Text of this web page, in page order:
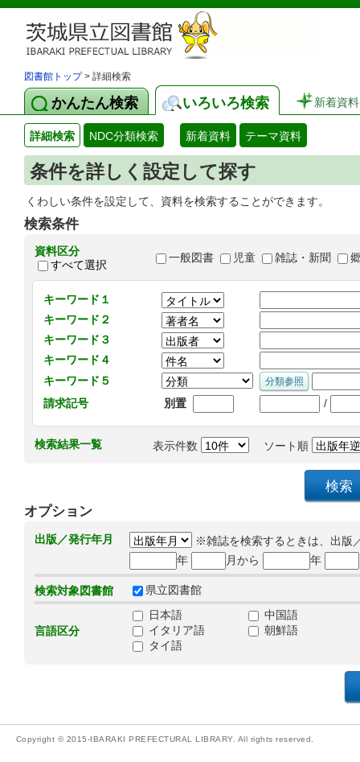
図書館トップ> 詳細検索
かんたん検索 いろいろ検索 新着資料
詳細検索 NDC分類検索 新着資料 テーマ資料
条件を詳しく設定して探す
くわしい条件を設定して、資料を検索することができます。
検索条件
資料区分
すべて選択
一般図書 児童 雑誌・新聞
キーワード１
キーワード２
キーワード３
キーワード４
キーワード５
請求記号
別置 /
検索結果一覧 表示件数 ソート順
オプション
出版／発行年月
※雑誌を検索するときは、出版
年
月から 年
検索対象図書館 県立図書館
言語区分
日本語
中国語
イタリア語
朝鮮語
タイ語
Copyright © 2015-IBARAKI PREFECTURAL LIBRARY. All rights reserved.